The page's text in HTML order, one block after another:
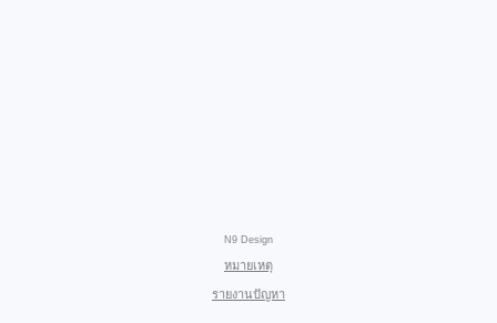
N9 Design
หมายเหตุ
รายงานปัญหา